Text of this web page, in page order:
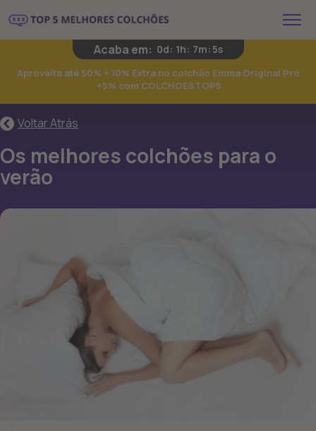
Acaba em: 0d: 1h: 7m: 5s
Aproveita até 50% + 10% Extra no colchão Emma Original Pro
+5% com COLCHOESTOP5
Voltar Atrás
Os melhores colchões para o
verão